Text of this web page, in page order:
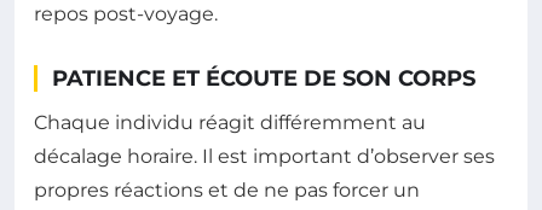
repos post-voyage.
PATIENCE ET ÉCOUTE DE SON CORPS
Chaque individu réagit différemment au
décalage horaire. Il est important d’observer ses
propres réactions et de ne pas forcer un